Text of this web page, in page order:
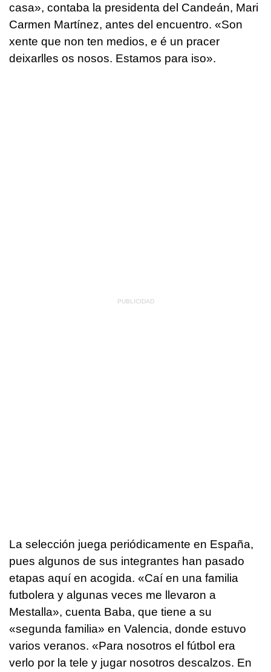
casa», contaba la presidenta del Candeán, Mari
Carmen Martínez, antes del encuentro. «Son
xente que non ten medios, e é un pracer
deixarlles os nosos. Estamos para iso».
La selección juega periódicamente en España,
pues algunos de sus integrantes han pasado
etapas aquí en acogida. «Caí en una familia
futbolera y algunas veces me llevaron a
Mestalla», cuenta Baba, que tiene a su
«segunda familia» en Valencia, donde estuvo
varios veranos. «Para nosotros el fútbol era
verlo por la tele y jugar nosotros descalzos. En